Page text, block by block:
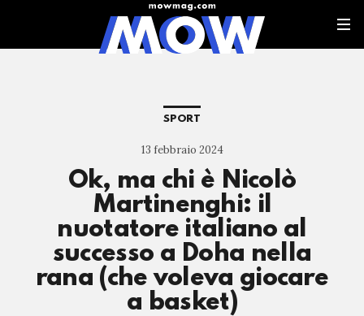
SPORT
13 febbraio 2024
Ok, ma chi è Nicolò
Martinenghi: il
nuotatore italiano al
successo a Doha nella
rana (che voleva giocare
a basket)